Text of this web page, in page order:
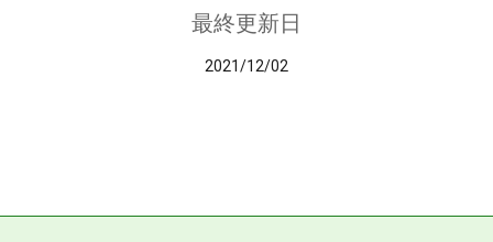
最終更新日
2021/12/02